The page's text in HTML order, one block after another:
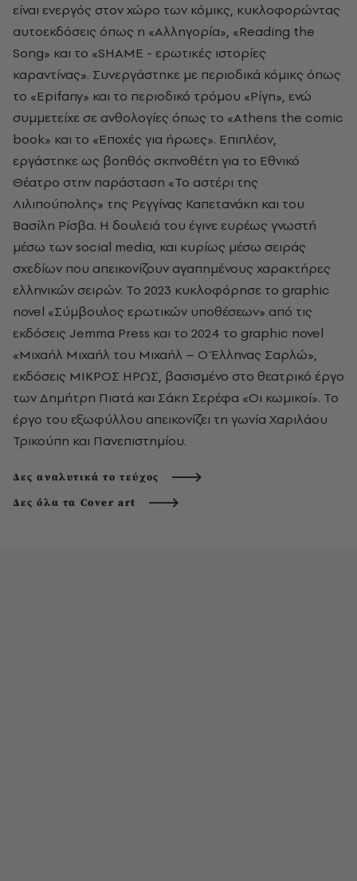
είναι ενεργός στον χώρο των κόμικς, κυκλοφορώντας
αυτοεκδόσεις όπως η «Αλληγορία», «Reading the
Song» και το «SHAME - ερωτικές ιστορίες
καραντίνας». Συνεργάστηκε με περιοδικά κόμικς όπως
το «Epifany» και το περιοδικό τρόμου «Ρίγη», ενώ
συμμετείχε σε ανθολογίες όπως το «Athens the comic
book» και το «Εποχές για ήρωες». Επιπλέον,
εργάστηκε ως βοηθός σκηνοθέτη για το Εθνικό
Θέατρο στην παράσταση «Το αστέρι της
Λιλιπούπολης» της Ρεγγίνας Καπετανάκη και του
Βασίλη Ρίσβα. Η δουλειά του έγινε ευρέως γνωστή
μέσω των social media, και κυρίως μέσω σειράς
σχεδίων που απεικονίζουν αγαπημένους χαρακτήρες
ελληνικών σειρών. Το 2023 κυκλοφόρησε το graphic
novel «Σύμβουλος ερωτικών υποθέσεων» από τις
εκδόσεις Jemma Press και το 2024 το graphic novel
«Μιχαήλ Μιχαήλ του Μιχαήλ – Ο Έλληνας Σαρλώ»,
εκδόσεις ΜΙΚΡΟΣ ΗΡΩΣ, βασισμένο στο θεατρικό έργο
των Δημήτρη Πιατά και Σάκη Σερέφα «Οι κωμικοί». Το
έργο του εξωφύλλου απεικονίζει τη γωνία Χαριλάου
Τρικούπη και Πανεπιστημίου.
Δες αναλυτικά το τεύχος
Δες όλα τα Cover art